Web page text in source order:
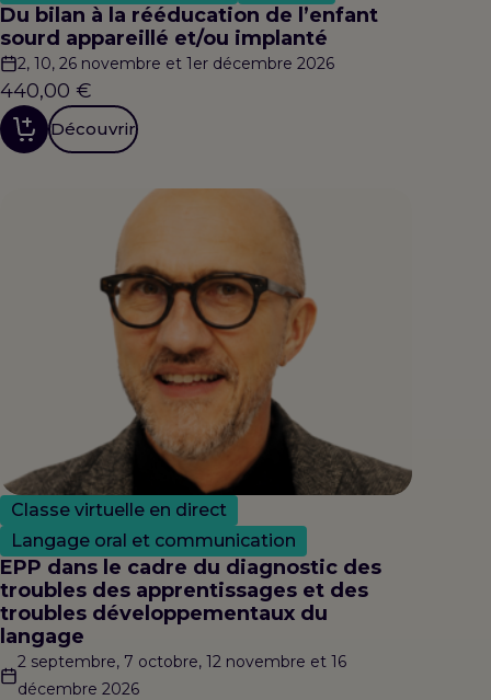
Du bilan à la rééducation de l’enfant
sourd appareillé et/ou implanté
2, 10, 26 novembre et 1er décembre 2026
440,00 €
Découvrir
Classe virtuelle en direct
Langage oral et communication
EPP dans le cadre du diagnostic des
troubles des apprentissages et des
troubles développementaux du
langage
2 septembre, 7 octobre, 12 novembre et 16
décembre 2026